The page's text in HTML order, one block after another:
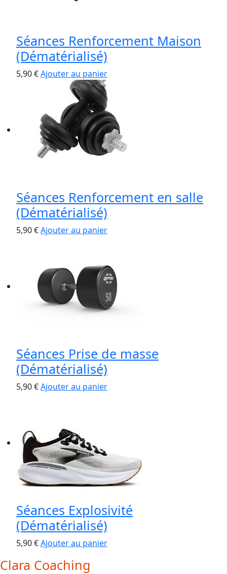
Séances Renforcement Maison
(Dématérialisé)
5,90€Ajouter au panier
Séances Renforcement en salle
(Dématérialisé)
5,90€Ajouter au panier
Séances Prise de masse
(Dématérialisé)
5,90€Ajouter au panier
Séances Explosivité
(Dématérialisé)
5,90€Ajouter au panier
Clara Coaching